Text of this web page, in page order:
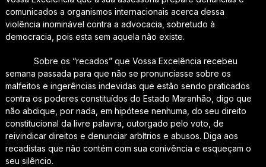
comunicados a organismos internacionais acerca dessa
violência inominável contra a advocacia, sobretudo à
democracia, pois esta sem aquela não existe.
Sobre os “recados” que Vossa Excelência recebeu
semana passada para que não se pronunciasse sobre os
malfeitos e ingerências indevidas que estão sendo praticados
contra os poderes constituídos do Estado Maranhão, digo que
não abdique, por nada, em hipótese nenhuma, do seu direito
constitucional da livre palavra, outorgado pelo voto, de
reivindicar direitos e denunciar arbítrios e abusos. Diga aos
recadistas que não contém com sua conivência e esqueçam o
seu silêncio.